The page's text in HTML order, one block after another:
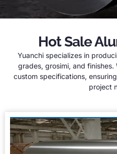
Hot Sale
Yuanchi specializes in
grades, grosimi, and finishes.
custom specifications,
project